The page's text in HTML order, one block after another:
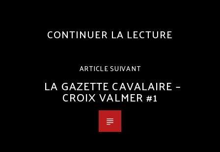
CONTINUER LA LECTURE
ARTICLE SUIVANT
LA GAZETTE CAVALAIRE –
CROIX VALMER #1